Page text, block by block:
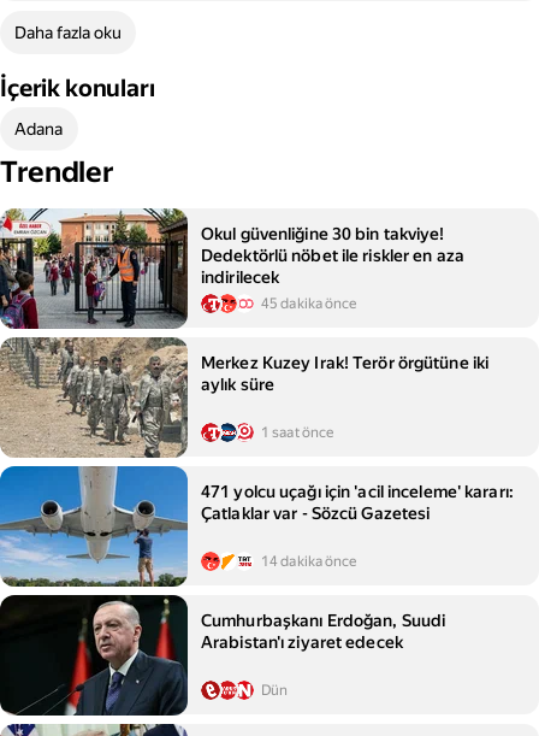
Daha fazla oku
İçerik konuları
Adana
Trendler
Okul güvenliğine 30 bin takviye!
Dedektörlü nöbet ile riskler en aza
indirilecek
45 dakika önce
Merkez Kuzey Irak! Terör örgütüne iki
aylık süre
1 saat önce
471 yolcu uçağı için 'acil inceleme' kararı:
Çatlaklar var - Sözcü Gazetesi
14 dakika önce
Cumhurbaşkanı Erdoğan, Suudi
Arabistan'ı ziyaret edecek
Dün